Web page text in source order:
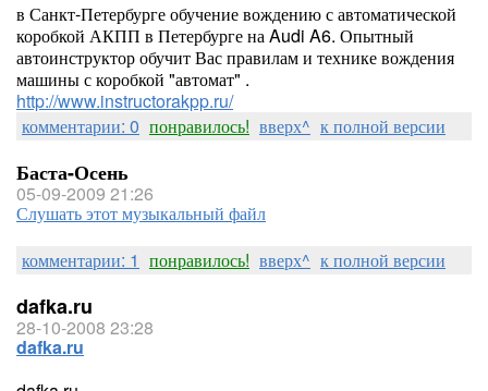
в Санкт-Петербурге обучение вождению с автоматической
коробкой АКПП в Петербурге на Audi A6. Опытный
автоинструктор обучит Вас правилам и технике вождения
машины с коробкой "автомат" .
http://www.instructorakpp.ru/
комментарии: 0 понравилось! вверх^ к полной версии
Баста-Осень
05-09-2009 21:26
Слушать этот музыкальный файл
комментарии: 1 понравилось! вверх^ к полной версии
dafka.ru
28-10-2008 23:28
dafka.ru